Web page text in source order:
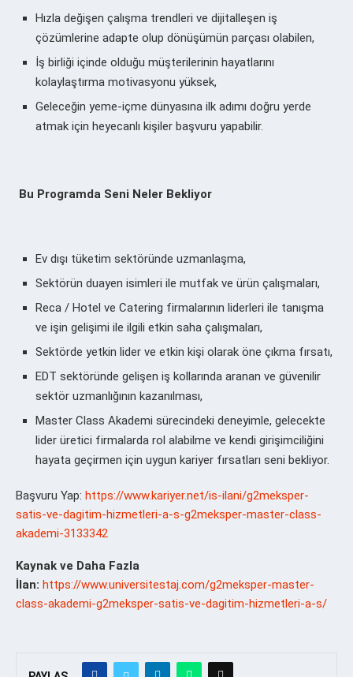
Hızla değişen çalışma trendleri ve dijitalleşen iş
çözümlerine adapte olup dönüşümün parçası olabilen,
İş birliği içinde olduğu müşterilerinin hayatlarını
kolaylaştırma motivasyonu yüksek,
Geleceğin yeme-içme dünyasına ilk adımı doğru yerde
atmak için heyecanlı kişiler başvuru yapabilir.
Bu Programda Seni Neler Bekliyor
Ev dışı tüketim sektöründe uzmanlaşma,
Sektörün duayen isimleri ile mutfak ve ürün çalışmaları,
Reca / Hotel ve Catering firmalarının liderleri ile tanışma
ve işin gelişimi ile ilgili etkin saha çalışmaları,
Sektörde yetkin lider ve etkin kişi olarak öne çıkma fırsatı,
EDT sektöründe gelişen iş kollarında aranan ve güvenilir
sektör uzmanlığının kazanılması,
Master Class Akademi sürecindeki deneyimle, gelecekte
lider üretici firmalarda rol alabilme ve kendi girişimciliğini
hayata geçirmen için uygun kariyer fırsatları seni bekliyor.
Başvuru Yap: https://www.kariyer.net/is-ilani/g2meksper-
satis-ve-dagitim-hizmetleri-a-s-g2meksper-master-class-
akademi-3133342
Kaynak ve Daha Fazla
İlan: https://www.universitestaj.com/g2meksper-master-
class-akademi-g2meksper-satis-ve-dagitim-hizmetleri-a-s/